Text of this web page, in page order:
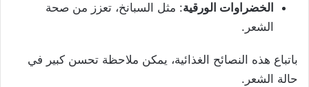
الخضراوات الورقية: مثل السبانخ، تعزز من صحة
الشعر.
باتباع هذه النصائح الغذائية، يمكن ملاحظة تحسن كبير في
حالة الشعر.